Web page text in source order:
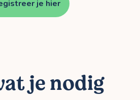
je hier
je nodig